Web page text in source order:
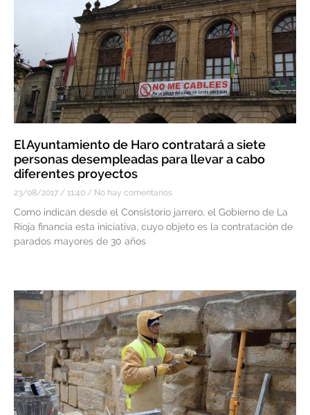
El Ayuntamiento de Haro contratará a siete
personas desempleadas para llevar a cabo
diferentes proyectos
23/08/2017 11:40 No hay comentarios
Como indican desde el Consistorio jarrero, el Gobierno de La
Rioja financia esta iniciativa, cuyo objeto es la contratación de
parados mayores de 30 años